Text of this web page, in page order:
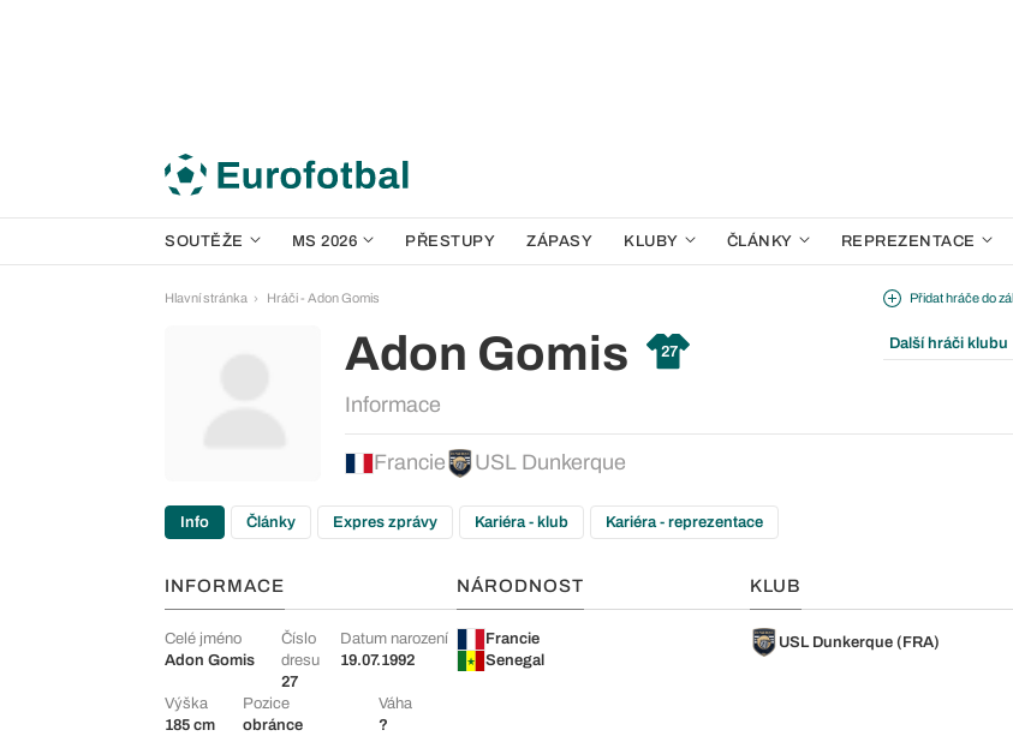
SOUTĚŽE MS 2026 PŘESTUPY ZÁPASY KLUBY ČLÁNKY REPREZENTACE
Hlavní stránka Hráči - Adon Gomis
Adon Gomis 27
Informace
Francie USL Dunkerque
Přidat hráče do
Další hráči klubu
Info Články Expres zprávy Kariéra - klub Kariéra - reprezentace
INFORMACE
Celé jméno
Adon Gomis
Číslo
dresu
27
Datum narození
19.07.1992
Výška
185 cm
Pozice
obránce
Váha
?
NÁRODNOST
Francie
Senegal
KLUB
USL Dunkerque (FRA)